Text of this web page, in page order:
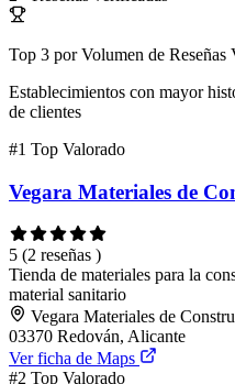
Top 3 por Volumen de Reseñas
Establecimientos con mayor
de clientes
#1 Top Valorado
Vegara Materiales de
5 (2 reseñas )
Tienda de materiales para la
material sanitario
Vegara Materiales de
03370 Redován, Alicante
Ver ficha de Maps
#2 Top Valorado